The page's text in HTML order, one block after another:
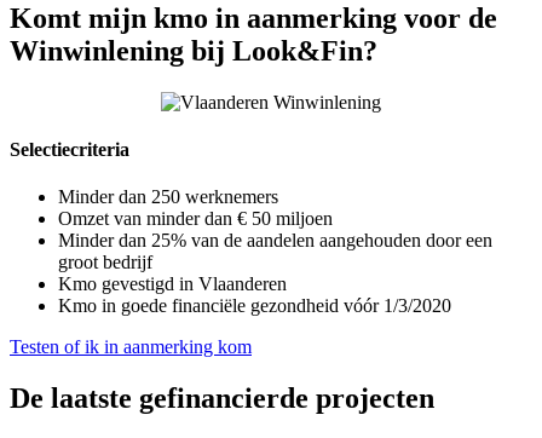
Komt mijn kmo in aanmerking voor de
Winwinlening bij Look&Fin?
Selectiecriteria
Minder dan 250 werknemers
Omzet van minder dan € 50 miljoen
Minder dan 25% van de aandelen aangehouden door een
groot bedrijf
Kmo gevestigd in Vlaanderen
Kmo in goede financiële gezondheid vóór 1/3/2020
Testen of ik in aanmerking kom
De laatste gefinancierde projecten